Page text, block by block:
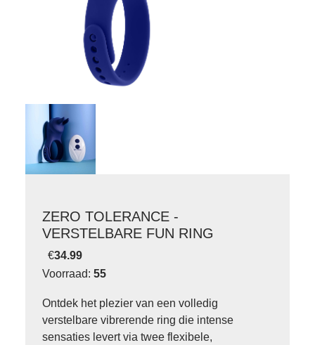
ZERO TOLERANCE -
VERSTELBARE FUN RING
€34.99
Voorraad: 55
Ontdek het plezier van een volledig
verstelbare vibrerende ring die intense
sensaties levert via twee flexibele,